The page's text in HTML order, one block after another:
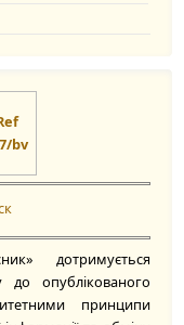
bv
дотримується
до опублікованого
принципи